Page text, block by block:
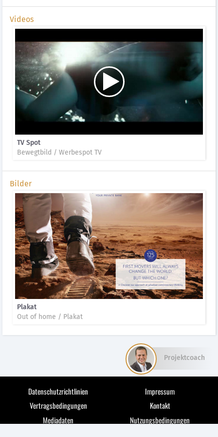
Videos
TV Spot
Bewegtbild / Werbespot TV
Bilder
Plakat
Out of home / Plakat
Datenschutzrichtlinien
Impressum
Vertragsbedingungen
Kontakt
Mediadaten
Nutzungsbedingungen
Projektcoach